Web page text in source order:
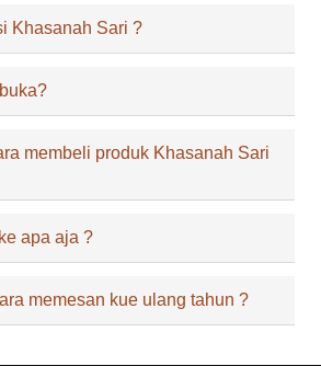
Khasanah Sari ?
membeli produk Khasanah Sari
apa aja ?
memesan kue ulang tahun ?